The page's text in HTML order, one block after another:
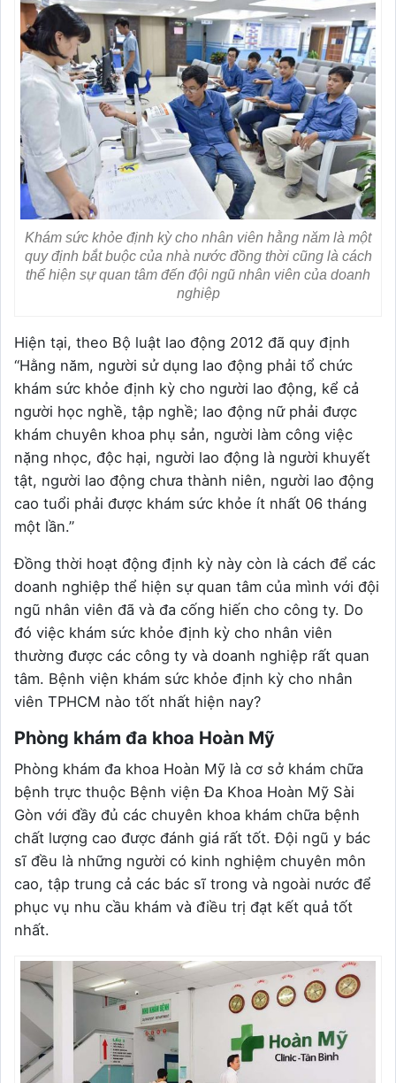
Khám sức khỏe định kỳ cho nhân viên hằng năm là một
quy định bắt buộc của nhà nước đồng thời cũng là cách
thể hiện sự quan tâm đến đội ngũ nhân viên của doanh
nghiệp
Hiện tại, theo Bộ luật lao động 2012 đã quy định
“Hằng năm, người sử dụng lao động phải tổ chức
khám sức khỏe định kỳ cho người lao động, kể cả
người học nghề, tập nghề; lao động nữ phải được
khám chuyên khoa phụ sản, người làm công việc
nặng nhọc, độc hại, người lao động là người khuyết
tật, người lao động chưa thành niên, người lao động
cao tuổi phải được khám sức khỏe ít nhất 06 tháng
một lần.”
Đồng thời hoạt động định kỳ này còn là cách để các
doanh nghiệp thể hiện sự quan tâm của mình với đội
ngũ nhân viên đã và đa cống hiến cho công ty. Do
đó việc khám sức khỏe định kỳ cho nhân viên
thường được các công ty và doanh nghiệp rất quan
tâm. Bệnh viện khám sức khỏe định kỳ cho nhân
viên TPHCM nào tốt nhất hiện nay?
Phòng khám đa khoa Hoàn Mỹ
Phòng khám đa khoa Hoàn Mỹ là cơ sở khám chữa
bệnh trực thuộc Bệnh viện Đa Khoa Hoàn Mỹ Sài
Gòn với đầy đủ các chuyên khoa khám chữa bệnh
chất lượng cao được đánh giá rất tốt. Đội ngũ y bác
sĩ đều là những người có kinh nghiệm chuyên môn
cao, tập trung cả các bác sĩ trong và ngoài nước để
phục vụ nhu cầu khám và điều trị đạt kết quả tốt
nhất.